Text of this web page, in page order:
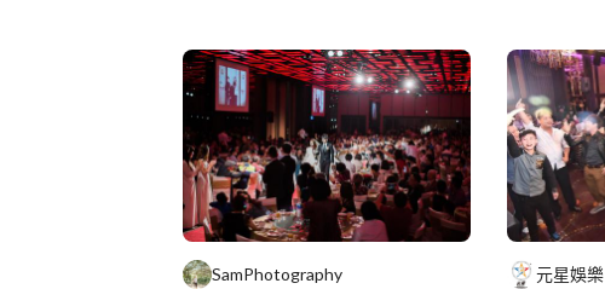
SamPhotography 元星娛樂